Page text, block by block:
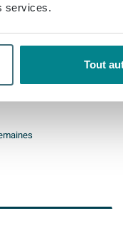
services.
Tout
- sans
trou de